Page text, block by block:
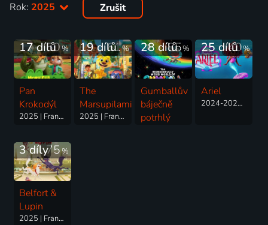
Rok: 2025 Zrušit
50%
17 dílů
Pan
Krokodýl
2025 | Francie | Animovaný, Dobrodružný, Komedie, Rodinný
61%
19 dílů
The
Marsupilamis
2025 | Francie, Belgie | Animovaný, Dobrodružný, Komedie, Rodinný
85%
28 dílů
Gumballův
báječně
potrhlý
40%
25 dílů
Ariel
2024-2025 | USA, Kanada, Francie | Animovaný, Akční, Dobrodružný, Fantasy, Hudební, Komedie, Rodinný
75%
3 díly
Belfort &
Lupin
2025 | Francie | Animovaný, Dobrodružný, Komedie